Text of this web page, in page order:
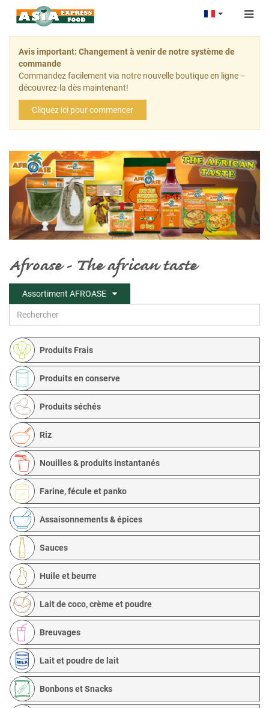
Avis important: Changement à venir de notre système de
commande
Commandez facilement via notre nouvelle boutique en ligne –
découvrez-la dès maintenant!
Cliquez ici pour commencer
Produits Frais
Produits en conserve
Produits séchés
Riz
Nouilles & produits instantanés
Farine, fécule et panko
Assaisonnements & épices
Sauces
Huile et beurre
Lait de coco, crème et poudre
Breuvages
Lait et poudre de lait
Bonbons et Snacks
Afroase - The african taste
Assortiment AFROASE